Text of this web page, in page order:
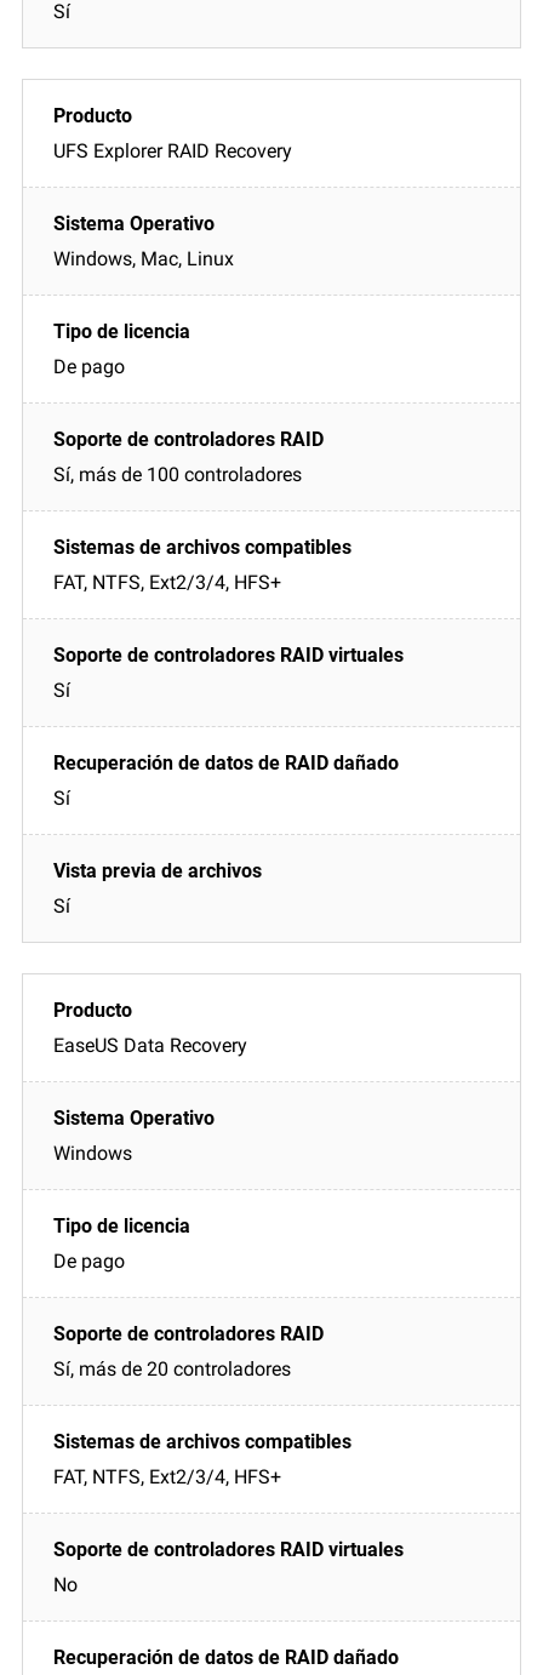
Sí
UFS Explorer RAID Recovery
Windows, Mac, Linux
De pago
Sí, más de 100 controladores
FAT, NTFS, Ext2/3/4, HFS+
Sí
Sí
Sí
EaseUS Data Recovery
Windows
De pago
Sí, más de 20 controladores
FAT, NTFS, Ext2/3/4, HFS+
No